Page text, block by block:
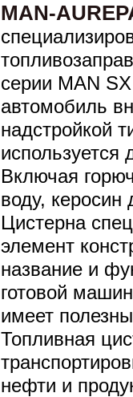
MAN-
серии MAN
автомобиль
надстройкой
используется
Включая
воду, керосин
Цистерна
элемент
название и
готовой
имеет
Топливная
нефти и